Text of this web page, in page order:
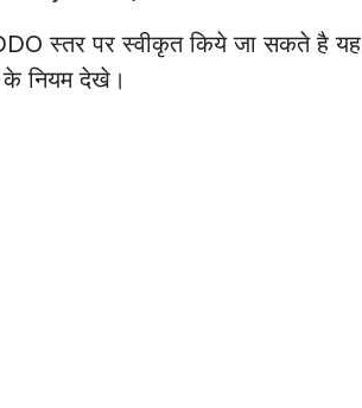
स्तर पर स्वीकृत किये जा सकते है यह
के नियम देखे।